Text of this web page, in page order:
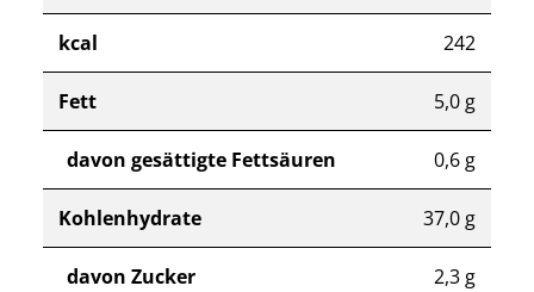
kcal 242
Fett 5,0 g
davon gesättigte Fettsäuren 0,6 g
Kohlenhydrate 37,0 g
davon Zucker 2,3 g